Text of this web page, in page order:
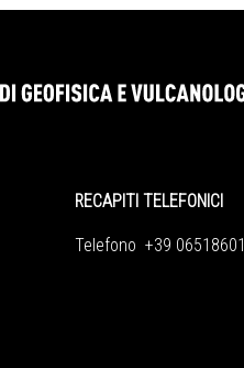
RECAPITI TELEFONICI
Telefono +39 06518601